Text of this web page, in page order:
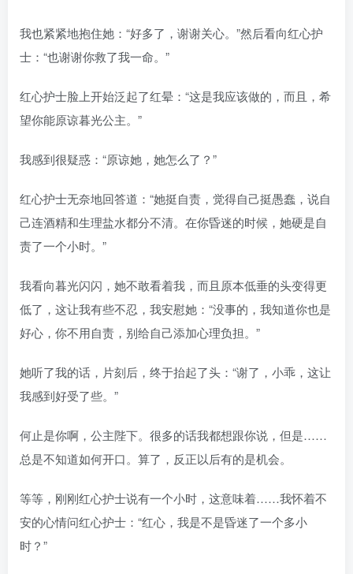
我也紧紧地抱住她：“好多了，谢谢关心。”然后看向红心护
士：“也谢谢你救了我一命。”
红心护士脸上开始泛起了红晕：“这是我应该做的，而且，希
望你能原谅暮光公主。”
我感到很疑惑：“原谅她，她怎么了？”
红心护士无奈地回答道：“她挺自责，觉得自己挺愚蠢，说自
己连酒精和生理盐水都分不清。在你昏迷的时候，她硬是自
责了一个小时。”
我看向暮光闪闪，她不敢看着我，而且原本低垂的头变得更
低了，这让我有些不忍，我安慰她：“没事的，我知道你也是
好心，你不用自责，别给自己添加心理负担。”
她听了我的话，片刻后，终于抬起了头：“谢了，小乖，这让
我感到好受了些。”
何止是你啊，公主陛下。很多的话我都想跟你说，但是……
总是不知道如何开口。算了，反正以后有的是机会。
等等，刚刚红心护士说有一个小时，这意味着……我怀着不
安的心情问红心护士：“红心，我是不是昏迷了一个多小
时？”